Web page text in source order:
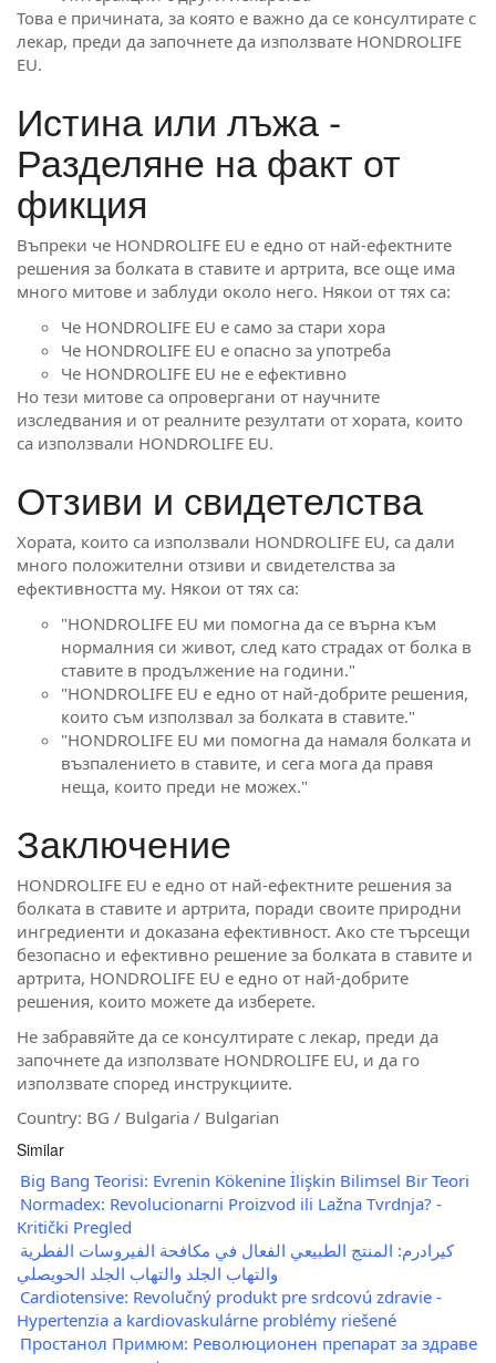
Това е причината, за която е важно да се консултирате с
лекар, преди да започнете да използвате HONDROLIFE
EU.
Истина или лъжа -
Разделяне на факт от
фикция
Въпреки че HONDROLIFE EU е едно от най-ефектните
решения за болката в ставите и артрита, все още има
много митове и заблуди около него. Някои от тях са:
Че HONDROLIFE EU е само за стари хора
Че HONDROLIFE EU е опасно за употреба
Че HONDROLIFE EU не е ефективно
Но тези митове са опровергани от научните
изследвания и от реалните резултати от хората, които
са използвали HONDROLIFE EU.
Отзиви и свидетелства
Хората, които са използвали HONDROLIFE EU, са дали
много положителни отзиви и свидетелства за
ефективността му. Някои от тях са:
"HONDROLIFE EU ми помогна да се върна към
нормалния си живот, след като страдах от болка в
ставите в продължение на години."
"HONDROLIFE EU е едно от най-добрите решения,
които съм използвал за болката в ставите."
"HONDROLIFE EU ми помогна да намаля болката и
възпалението в ставите, и сега мога да правя
неща, които преди не можех."
Заключение
HONDROLIFE EU е едно от най-ефектните решения за
болката в ставите и артрита, поради своите природни
ингредиенти и доказана ефективност. Ако сте търсещи
безопасно и ефективно решение за болката в ставите и
артрита, HONDROLIFE EU е едно от най-добрите
решения, които можете да изберете.
Не забравяйте да се консултирате с лекар, преди да
започнете да използвате HONDROLIFE EU, и да го
използвате според инструкциите.
Country: BG / Bulgaria / Bulgarian
Similar
Big Bang Teorisi: Evrenin Kökenine İlişkin Bilimsel Bir Teori
Normadex: Revolucionarni Proizvod ili Lažna Tvrdnja? -
Kritički Pregled
كيرادرم: المنتج الطبيعي الفعال في مكافحة الفيروسات الفطرية
والتهاب الجلد والتهاب الجلد الحويصلي
Cardiotensive: Revolučný produkt pre srdcovú zdravie -
Hypertenzia a kardiovaskulárne problémy riešené
Простанол Примюм: Революционен препарат за здраве